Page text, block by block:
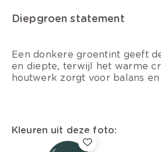
Diepgroen statement
Een donkere groentint geeft
en diepte, terwijl het warme
houtwerk zorgt voor balans
Kleuren uit deze foto: